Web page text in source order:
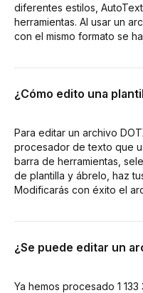
diferentes estilos,
herramientas. Al usar un
con el mismo formato se
¿Cómo edito una
Para editar un archivo
procesador de texto que
barra de herramientas,
de plantilla y ábrelo, haz
Modificarás con éxito el
¿Se puede editar un
Ya hemos procesado 1